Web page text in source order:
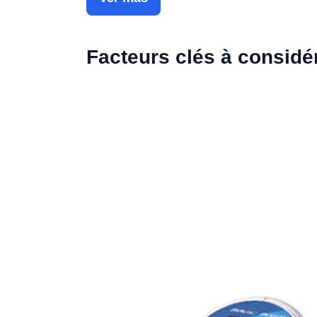
Facteurs clés à